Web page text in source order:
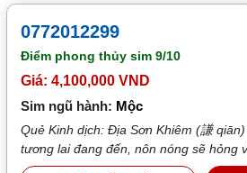
0772012299
Điểm phong thủy sim9/10
Giá: 4,100,000 VND
Sim ngũ hành: Mộc
Quẻ Kinh dịch: Địa Sơn Khiêm (謙
tương lai đang đến, nôn nóng sẽ hỏng